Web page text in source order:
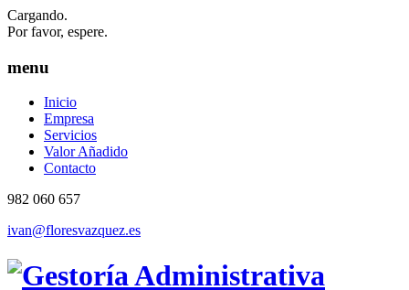
Cargando.
Por favor, espere.
menu
Inicio
Empresa
Servicios
Valor Añadido
Contacto
982 060 657
ivan@floresvazquez.es